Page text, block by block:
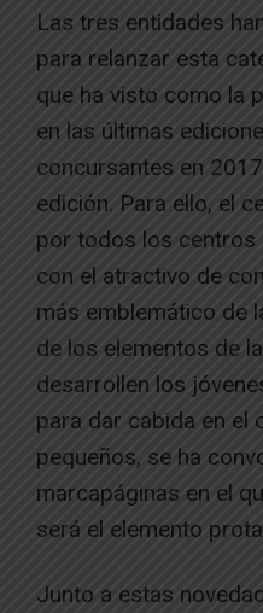
Las tres entidades
para relanzar esta
que ha visto como la
en las últimas
concursantes en
edición. Para ello, el
por todos los centros
con el atractivo de
más emblemático de
de los elementos de
desarrollen los
para dar cabida en el
pequeños, se ha
marcapáginas en el
será el elemento
Junto a estas